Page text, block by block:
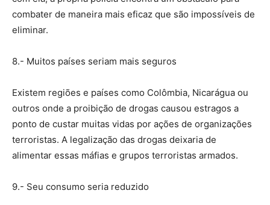
combater de maneira mais eficaz que são impossíveis de
eliminar.
8.- Muitos países seriam mais seguros
Existem regiões e países como Colômbia, Nicarágua ou
outros onde a proibição de drogas causou estragos a
ponto de custar muitas vidas por ações de organizações
terroristas. A legalização das drogas deixaria de
alimentar essas máfias e grupos terroristas armados.
9.- Seu consumo seria reduzido